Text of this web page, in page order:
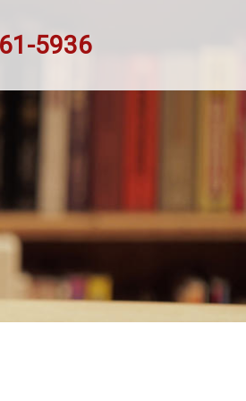
5936